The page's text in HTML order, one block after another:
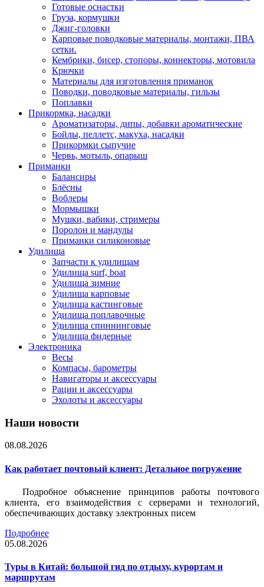
Готовые оснастки
Груза, кормушки
Джиг-головки
Карповые поводковые материалы, монтажи, ПВА
сетки.
Кембрики, бисер, стопоры, коннекторы, мотовила
Крючки
Материалы для изготовления приманок
Поводки, поводковые материалы, гильзы
Поплавки
Прикормка, насадки
Ароматизаторы, дипы, добавки ароматические
Бойлы, пеллетс, макуха, насадки
Прикормки сыпучие
Червь, мотыль, опарыш
Приманки
Балансиры
Блёсны
Воблеры
Мормышки
Мушки, вабики, стримеры
Поролон и мандулы
Приманки силиконовые
Удилища
Запчасти к удилищам
Удилища surf, boat
Удилища зимние
Удилища карповые
Удилища кастинговые
Удилища поплавочные
Удилища спиннинговые
Удилища фидерные
Электроника
Весы
Компасы, барометры
Навигаторы и аксессуары
Рации и аксессуары
Эхолоты и аксессуары
Наши новости
08.08.2026
Как работает почтовый клиент: Детальное погружение
Подробное объяснение принципов работы почтового
клиента, его взаимодействия с серверами и технологий,
обеспечивающих доставку электронных писем
Подробнее
05.08.2026
Туры в Китай: большой гид по отдыху, курортам и
маршрутам